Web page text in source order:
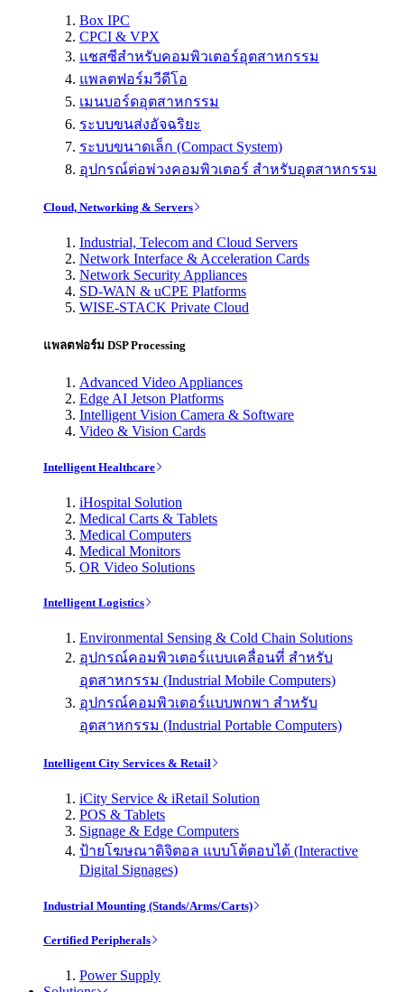
Box IPC
CPCI & VPX
แชสซีสำหรับคอมพิวเตอร์อุตสาหกรรม
แพลตฟอร์มวีดีโอ
เมนบอร์ดอุตสาหกรรม
ระบบขนส่งอัจฉริยะ
ระบบขนาดเล็ก (Compact System)
อุปกรณ์ต่อพ่วงคอมพิวเตอร์ สำหรับอุตสาหกรรม
Cloud, Networking & Servers
Industrial, Telecom and Cloud Servers
Network Interface & Acceleration Cards
Network Security Appliances
SD-WAN & uCPE Platforms
WISE-STACK Private Cloud
แพลตฟอร์ม DSP Processing
Advanced Video Appliances
Edge AI Jetson Platforms
Intelligent Vision Camera & Software
Video & Vision Cards
Intelligent Healthcare
iHospital Solution
Medical Carts & Tablets
Medical Computers
Medical Monitors
OR Video Solutions
Intelligent Logistics
Environmental Sensing & Cold Chain Solutions
อุปกรณ์คอมพิวเตอร์แบบเคลื่อนที่ สำหรับ
อุตสาหกรรม (Industrial Mobile Computers)
อุปกรณ์คอมพิวเตอร์แบบพกพา สำหรับ
อุตสาหกรรม (Industrial Portable Computers)
Intelligent City Services & Retail
iCity Service & iRetail Solution
POS & Tablets
Signage & Edge Computers
ป้ายโฆษณาดิจิตอล แบบโต้ตอบได้ (Interactive
Digital Signages)
Industrial Mounting (Stands/Arms/Carts)
Certified Peripherals
Power Supply